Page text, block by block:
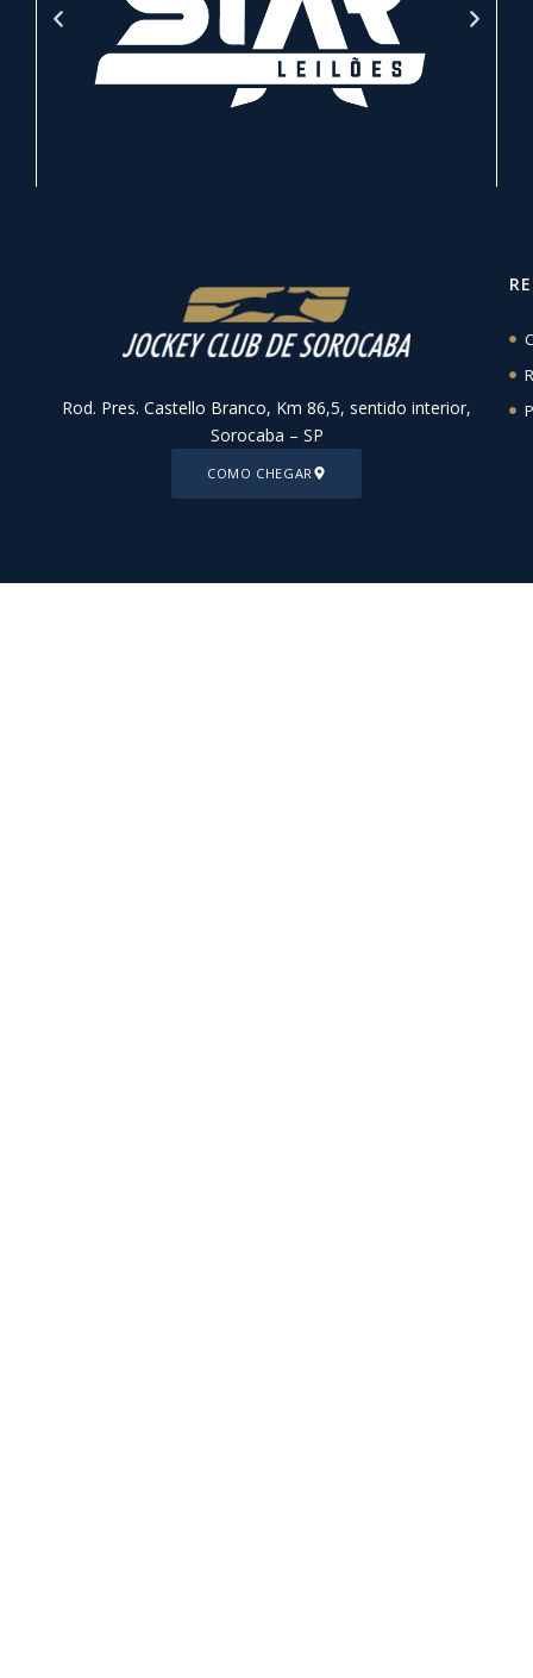
Rod. Pres. Castello Branco, Km 86,5, sentido interior,
Sorocaba – SP
COMO CHEGAR